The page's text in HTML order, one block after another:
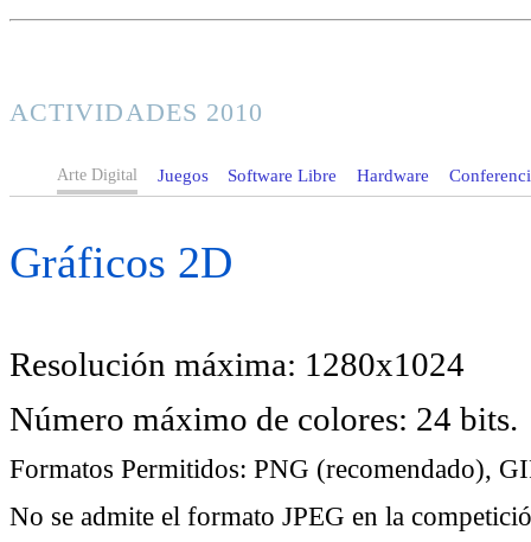
ACTIVIDADES 2010
Arte Digital Juegos Software Libre Hardware
Gráficos 2D
Resolución máxima: 1280x1024
Número máximo de colores: 24 bits.
Formatos Permitidos: PNG (recomendado),
No se admite el formato JPEG en la